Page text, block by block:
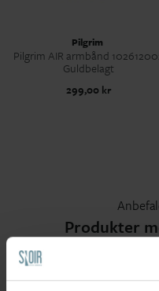
Pilgrim
Pilgrim AIR armbånd
Guldbelagt
299,00 kr
Produkter